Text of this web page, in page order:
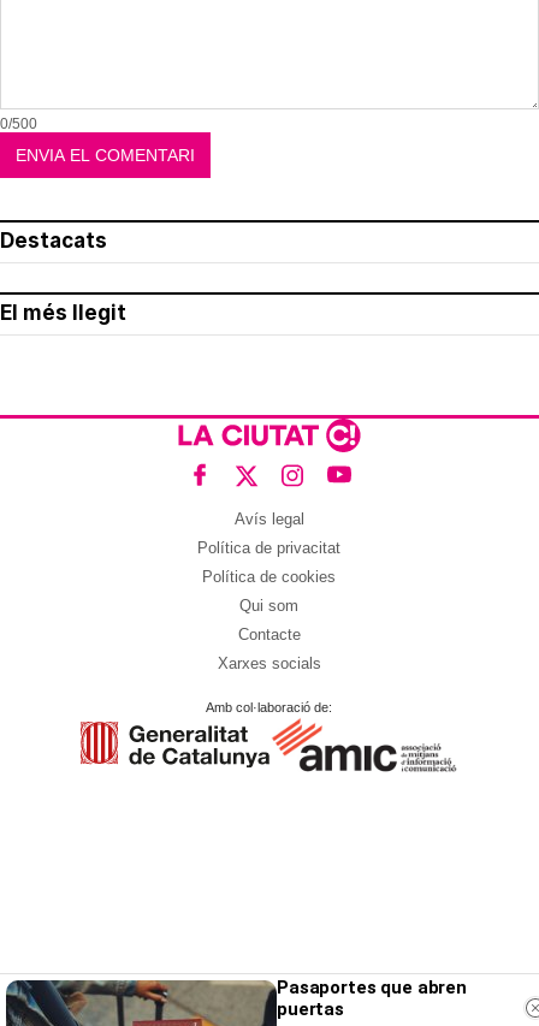
0/500
Destacats
El més llegit
Avís legal
Política de privacitat
Política de cookies
Qui som
Contacte
Xarxes socials
Amb col·laboració de:
Pasaportes que abren
puertas